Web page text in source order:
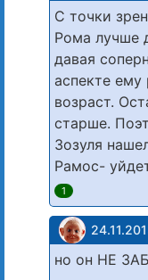
С точки
Рома лучше
давая
аспекте ему
возраст.
старше.
Зозуля
Рамос-
1
но он НЕ